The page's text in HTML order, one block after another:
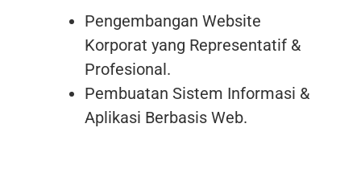
Pengembangan Website
Korporat yang Representatif &
Profesional.
Pembuatan Sistem Informasi &
Aplikasi Berbasis Web.